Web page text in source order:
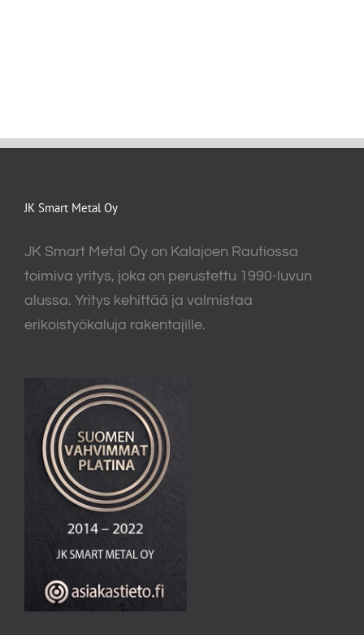
JK Smart Metal Oy
JK Smart Metal Oy on Kalajoen Rautiossa
toimiva yritys, joka on perustettu 1990-luvun
alussa. Yritys kehittää ja valmistaa
erikoistyökaluja rakentajille.